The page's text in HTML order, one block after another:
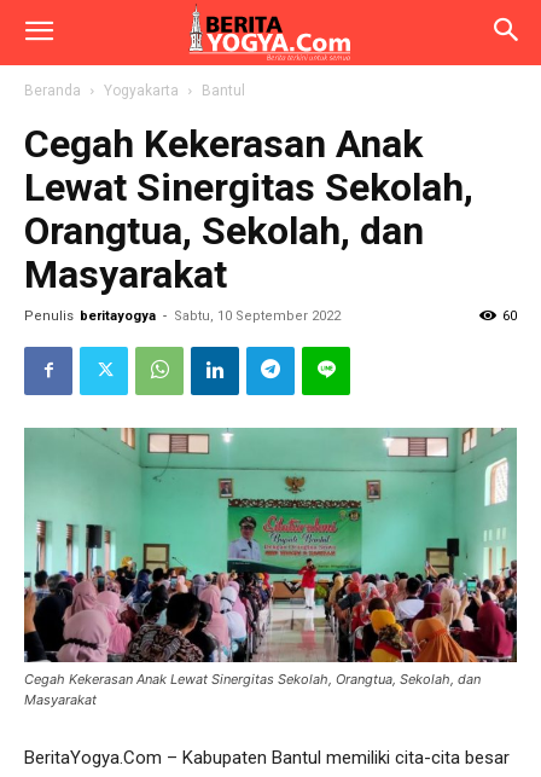
Beranda Yogyakarta Bantul
Cegah Kekerasan Anak
Lewat Sinergitas Sekolah,
Orangtua, Sekolah, dan
Masyarakat
Penulis beritayogya - Sabtu, 10 September 2022 60
Cegah Kekerasan Anak Lewat Sinergitas Sekolah, Orangtua, Sekolah, dan
Masyarakat
BeritaYogya.Com – Kabupaten Bantul memiliki cita-cita besar